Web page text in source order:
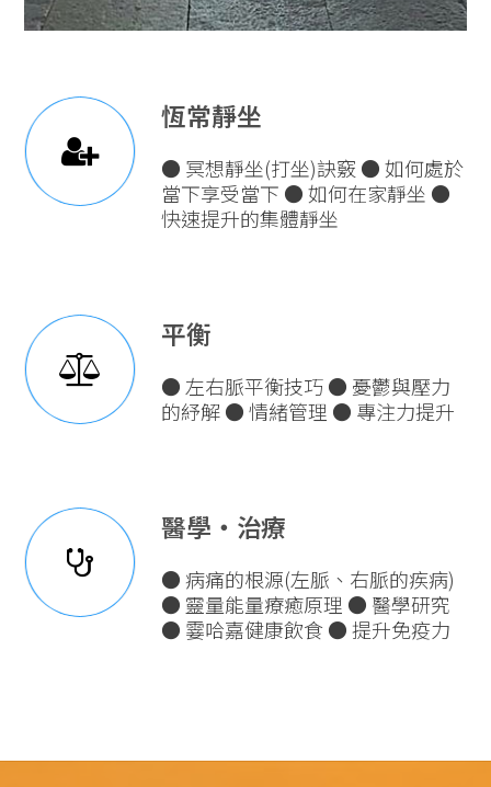
恆常靜坐
● 冥想靜坐(打坐)訣竅 ● 如何處於
當下享受當下 ● 如何在家靜坐 ●
快速提升的集體靜坐
平衡
● 左右脈平衡技巧 ● 憂鬱與壓力
的紓解 ● 情緒管理 ● 專注力提升
醫學‧治療
● 病痛的根源(左脈、右脈的疾病)
● 靈量能量療癒原理 ● 醫學研究
● 霎哈嘉健康飲食 ● 提升免疫力